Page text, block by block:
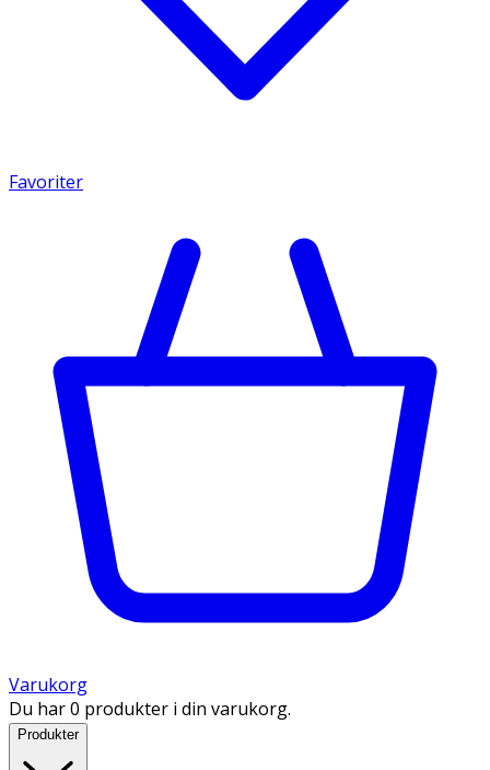
Favoriter
Varukorg
Du har 0 produkter i din varukorg.
Produkter